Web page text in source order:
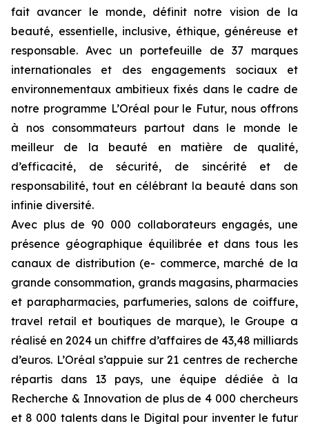
fait avancer le monde, définit notre vision de la
beauté, essentielle, inclusive, éthique, généreuse et
responsable. Avec un portefeuille de 37 marques
internationales et des engagements sociaux et
environnementaux ambitieux fixés dans le cadre de
notre programme L’Oréal pour le Futur, nous offrons
à nos consommateurs partout dans le monde le
meilleur de la beauté en matière de qualité,
d’efficacité, de sécurité, de sincérité et de
responsabilité, tout en célébrant la beauté dans son
infinie diversité.
Avec plus de 90 000 collaborateurs engagés, une
présence géographique équilibrée et dans tous les
canaux de distribution (e- commerce, marché de la
grande consommation, grands magasins, pharmacies
et parapharmacies, parfumeries, salons de coiffure,
travel retail et boutiques de marque), le Groupe a
réalisé en 2024 un chiffre d’affaires de 43,48 milliards
d’euros. L’Oréal s’appuie sur 21 centres de recherche
répartis dans 13 pays, une équipe dédiée à la
Recherche & Innovation de plus de 4 000 chercheurs
et 8 000 talents dans le Digital pour inventer le futur